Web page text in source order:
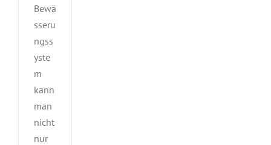
Bewä
sseru
ngss
yste
m
kann
man
nicht
nur